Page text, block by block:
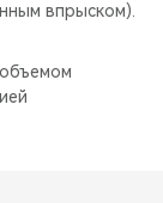
впрыском).